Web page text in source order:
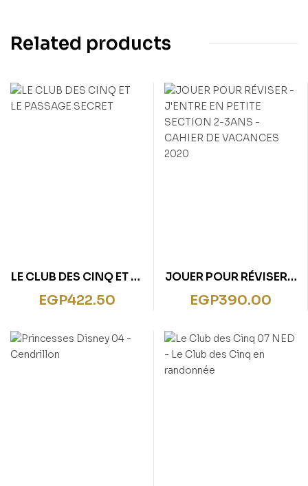
Related products
LE CLUB DES CINQ ET LE
PASSAGE SECRET
EGP422.50
JOUER POUR RÉVISER –
J’ENTRE EN PETITE
SECTION 2-3ANS –
2020
EGP390.00